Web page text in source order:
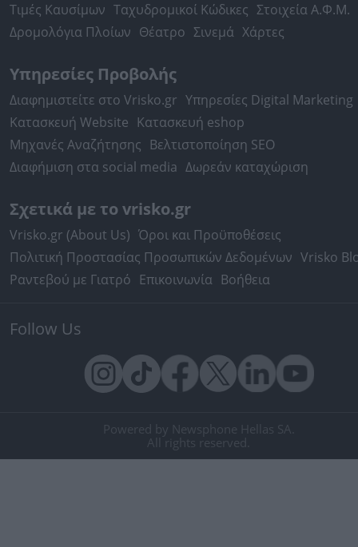
Τιμές Καυσίμων Ταχυδρομικοί Κώδικες Στοιχεία Α.Φ.Μ.
Δρομολόγια Πλοίων Θέατρο Σινεμά Χάρτες
Υπηρεσίες Προβολής
Διαφημιστείτε στο Vrisko.gr Υπηρεσίες Digital Marketing
Κατασκευή Website Κατασκευή eshop
Μηχανές Αναζήτησης Βελτιστοποίηση SEO
Διαφήμιση στα social media Δωρεάν καταχώριση
Σχετικά με το vrisko.gr
Vrisko.gr (About Us) Όροι και Προϋποθέσεις
Πολιτική Προστασίας Προσωπικών Δεδομένων Vrisko
Ραντεβού με Γιατρό Επικοινωνία Βοήθεια
Follow Us
Powered by Newsphone Hellas SA.
All rights reserved.